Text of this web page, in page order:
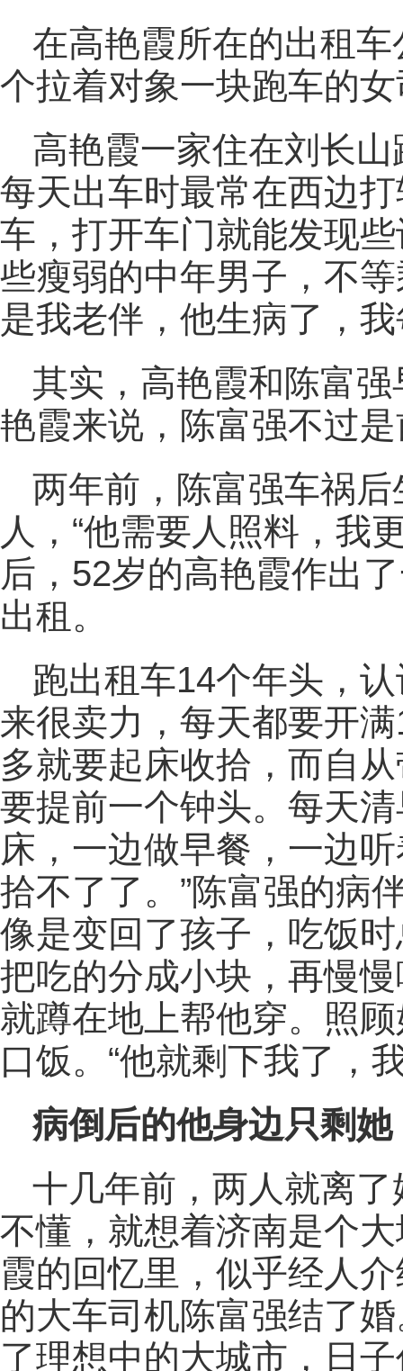
在高艳霞所在的出租
个拉着对象一块跑车的女
高艳霞一家住在刘长
每天出车时最常在西边
车，打开车门就能发现
些瘦弱的中年男子，不
是我老伴，他生病了，
其实，高艳霞和陈富
艳霞来说，陈富强不过
两年前，陈富强车祸
人，“他需要人照料，我
后，52岁的高艳霞作出
出租。
跑出租车14个年头，
来很卖力，每天都要开
多就要起床收拾，而自
要提前一个钟头。每天
床，一边做早餐，一边
拾不了了。”陈富强的病
像是变回了孩子，吃饭
把吃的分成小块，再慢
就蹲在地上帮他穿。照
口饭。“他就剩下我了，
病倒后的他身边只剩她
十几年前，两人就离
不懂，就想着济南是个
霞的回忆里，似乎经人
的大车司机陈富强结了
了理想中的大城市，日